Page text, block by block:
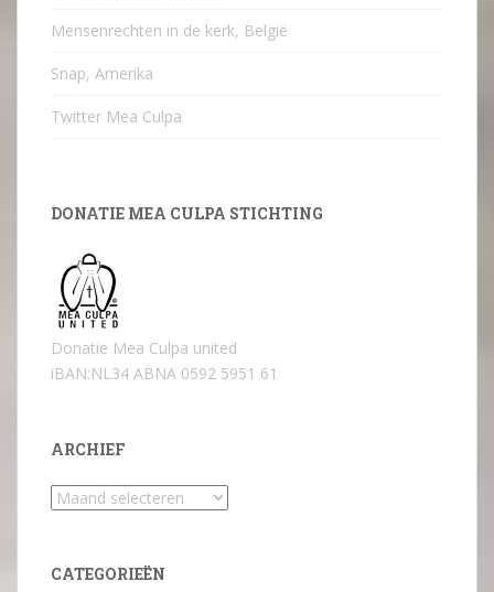
Mensenrechten in de kerk, België
Snap, Amerika
Twitter Mea Culpa
DONATIE MEA CULPA STICHTING
Donatie Mea Culpa united
iBAN:NL34 ABNA 0592 5951 61
ARCHIEF
Archief
CATEGORIEËN